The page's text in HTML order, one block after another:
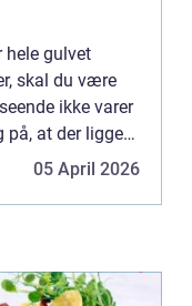
hele gulvet
skal du være
ikke varer
på, at der ligger
05 April 2026